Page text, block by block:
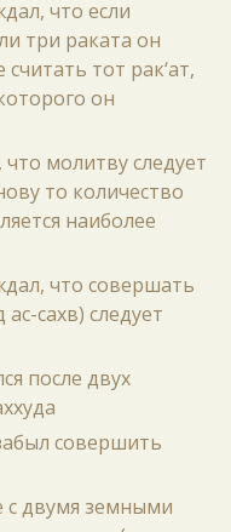
что если
три раката он
тот рак‘ат,
он
что молитву следует
то количество
наиболее
что совершать
сахв) следует
после двух
совершить
с двумя земными